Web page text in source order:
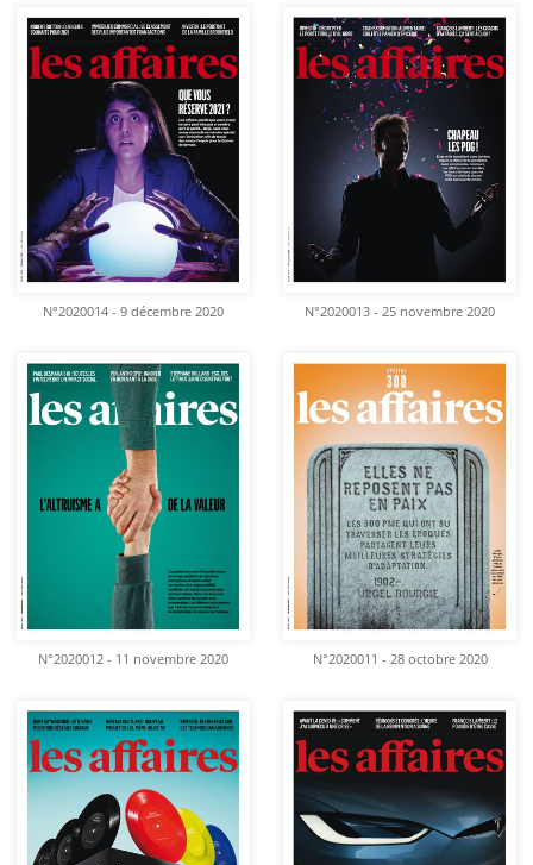
N°2020014 - 9 décembre 2020 N°2020013 - 25 novembre 2020
N°2020012 - 11 novembre 2020 N°2020011 - 28 octobre 2020